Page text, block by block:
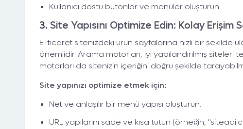
Kullanıcı dostu butonlar ve menüler oluşturun.
3. Site Yapısını Optimize Edin: Kolay Erişim
E-ticaret sitenizdeki ürün sayfalarına hızlı bir şekilde
önemlidir. Arama motorları, iyi yapılandırılmış siteleri
motorları da sitenizin içeriğini doğru şekilde
Site yapınızı optimize etmek için:
Net ve anlaşılır bir menü yapısı oluşturun.
URL yapılarını sade ve kısa tutun (örneğin,
Dentez Dijital,
Büyümen